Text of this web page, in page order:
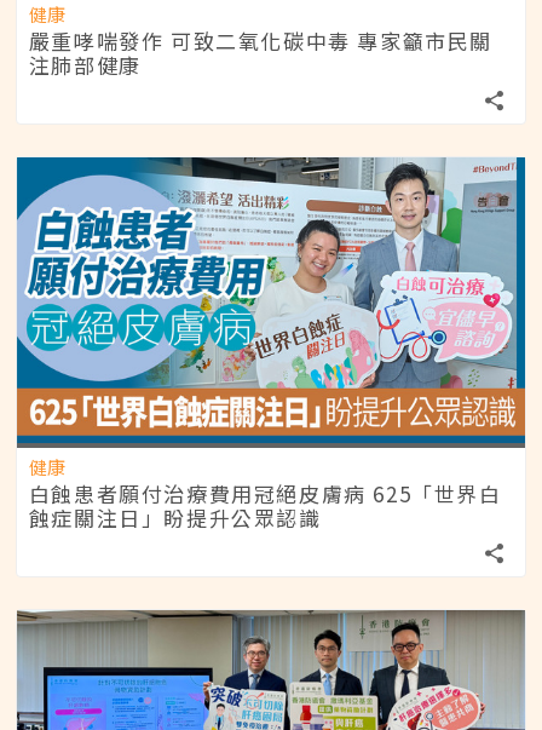
健康
嚴重哮喘發作 可致二氧化碳中毒 專家籲市民關
注肺部健康
健康
白蝕患者願付治療費用冠絕皮膚病 625「世界白
蝕症關注日」盼提升公眾認識